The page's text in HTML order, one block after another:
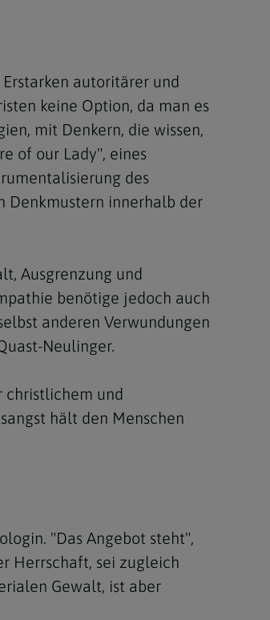
autoritärer und
keine Option, da man es
mit Denkern, die wissen,
of our Lady", eines
des
Denkmustern innerhalb der
Ausgrenzung und
benötige jedoch auch
anderen Verwundungen
Neulinger.
christlichem und
hält den Menschen
"Das Angebot steht",
Herrschaft, sei zugleich
Gewalt, ist aber